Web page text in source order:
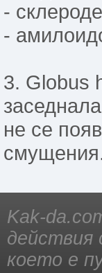
-
-
3. Globus
не се
Kak-
действия
което е